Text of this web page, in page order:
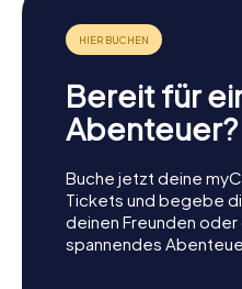
Bereit für
Abenteuer?
Buche jetzt deine
Tickets und begebe
deinen Freunden oder
spannendes